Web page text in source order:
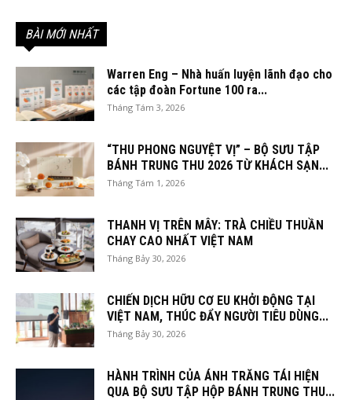
BÀI MỚI NHẤT
Warren Eng – Nhà huấn luyện lãnh đạo cho
các tập đoàn Fortune 100 ra...
Tháng Tám 3, 2026
“THU PHONG NGUYỆT VỊ” – BỘ SƯU TẬP
BÁNH TRUNG THU 2026 TỪ KHÁCH SẠN...
Tháng Tám 1, 2026
THANH VỊ TRÊN MÂY: TRÀ CHIỀU THUẦN
CHAY CAO NHẤT VIỆT NAM
Tháng Bảy 30, 2026
CHIẾN DỊCH HỮU CƠ EU KHỞI ĐỘNG TẠI
VIỆT NAM, THÚC ĐẨY NGƯỜI TIÊU DÙNG...
Tháng Bảy 30, 2026
HÀNH TRÌNH CỦA ÁNH TRĂNG TÁI HIỆN
QUA BỘ SƯU TẬP HỘP BÁNH TRUNG THU...